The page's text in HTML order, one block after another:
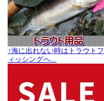
↑海に出れない時はトラウトフ
ィッシングへ...